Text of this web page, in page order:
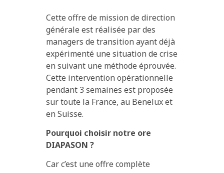
Cette offre de mission de direction
générale est réalisée par des
managers de transition ayant déjà
expérimenté une situation de crise
en suivant une méthode éprouvée.
Cette intervention opérationnelle
pendant 3 semaines est proposée
sur toute la France, au Benelux et
en Suisse.
Pourquoi choisir notre ore
DIAPASON ?
Car c’est une offre complète